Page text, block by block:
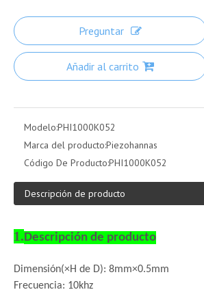
Preguntar
Añadir al carrito
Modelo:PHI1000K052
Marca del producto:Piezohannas
Código De Producto:PHI1000K052
Descripción de producto
1.Descripción de producto
Dimensión(×H de D): 8mm×0.5mm
Frecuencia: 10khz